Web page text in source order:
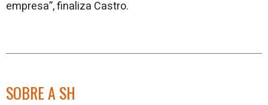
empresa”, finaliza Castro.
SOBRE A SH